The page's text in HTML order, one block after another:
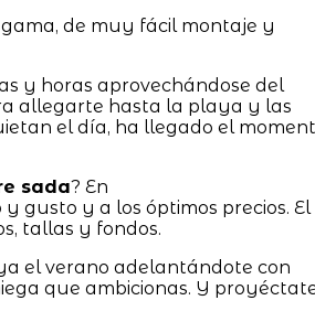
de muy fácil montaje y
y horas aprovechándose del
allegarte hasta la playa y las
el día, ha llegado el
sada? En
y gusto y a los óptimos precios. El
tallas y fondos.
el verano adelantándote con
que ambicionas. Y